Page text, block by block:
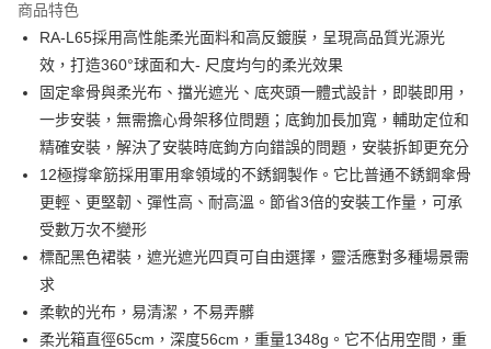
合作金庫商業銀行
華南商業銀行
彰化商業銀行
上海商業儲蓄銀行
台北富邦商業銀行
國泰世華商業銀行
兆豐國際商業銀行
臺灣中小企業銀行
台中商業銀行
匯豐（台灣）商業銀行
華泰商業銀行
聯邦商業銀行
遠東國際商業銀行
元大商業銀行
永豐商業銀行
玉山商業銀行
星展（台灣）商業銀行
台新國際商業銀行
台灣樂天信用卡公司
6 期 0 利率 每期
華南商業銀行
彰化商業銀行
上海商業儲蓄銀行
台北富邦商業銀行
國泰世華商業銀行
兆豐國際商業銀行
臺灣中小企業銀行
台中商業銀行
匯豐（台灣）商業銀行
華泰商業銀行
聯邦商業銀行
遠東國際商業銀行
元大商業銀行
永豐商業銀行
玉山商業銀行
台新國際商業銀行
中國信託商業銀行
台灣樂天信用卡公司
12 期 0 利率 每期NT$207 21家銀行
合作金庫商業銀行
第一商業銀行
上海商業儲蓄銀行
台北富邦商業銀行
國泰世華商業銀行
兆豐國際商業銀行
臺灣中小企業銀行
台中商業銀行
匯豐（台灣）商業銀行
華泰商業銀行
聯邦商業銀行
元大商業銀行
永豐商業銀行
玉山商業銀行
星展（台灣）商業銀行
台新國際商業銀行
台灣樂天信用卡公司
超商取貨付款
LINE Pay
Apple Pay
街口支付
悠遊付
Google Pay
全支付
商品特色
RA-L65採用高性能柔光面料和高反鍍膜，呈現高品質光源光
效，打造360°球面和大- 尺度均勻的柔光效果
固定傘骨與柔光布、擋光遮光、底夾頭一體式設計，即裝即用，
一步安裝，無需擔心骨架移位問題；底鉤加長加寬，輔助定位和
精確安裝，解決了安裝時底鉤方向錯誤的問題，安裝拆卸更充分
12極撐傘筋採用軍用傘領域的不銹鋼製作。它比普通不銹鋼傘骨
更輕、更堅韌、彈性高、耐高溫。節省3倍的安裝工作量，可承
受數万次不變形
標配黑色裙裝，遮光遮光四頁可自由選擇，靈活應對多種場景需
求
柔軟的光布，易清潔，不易弄髒
柔光箱直徑65cm，深度56cm，重量1348g。它不佔用空間，重